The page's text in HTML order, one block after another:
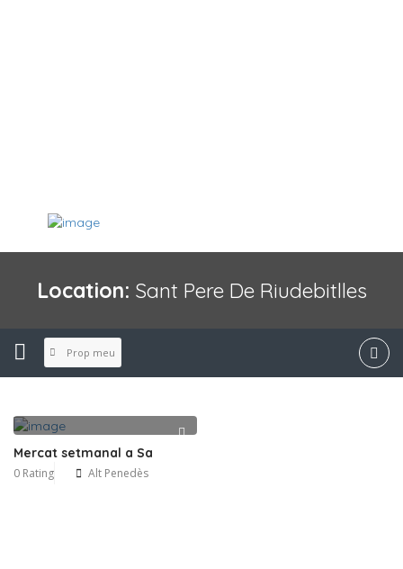
Location: Sant Pere De Riudebitlles
Prop meu
Mercat setmanal a Sa
0 Rating Alt Penedès